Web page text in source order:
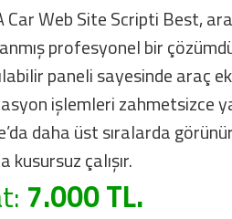
Car Web Site Scripti Best,
profesyonel bir
paneli sayesinde araç
işlemleri zahmetsizce
daha üst sıralarda
kusursuz çalışır.
7.000 TL.
Yap
Yok mu?
Oluştur!